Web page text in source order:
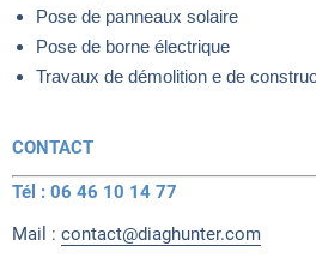
Pose de panneaux solaire
Pose de borne électrique
Travaux de démolition e de
CONTACT
Tél : 06 46 10 14 77
Mail : contact@diaghunter.com